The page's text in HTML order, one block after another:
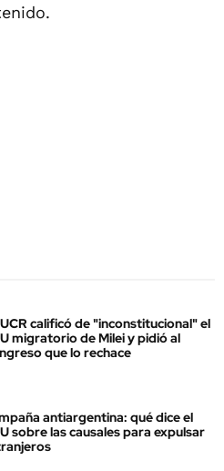
calificó de "inconstitucional" el
migratorio de Milei y pidió al
que lo rechace
antiargentina: qué dice el
sobre las causales para expulsar